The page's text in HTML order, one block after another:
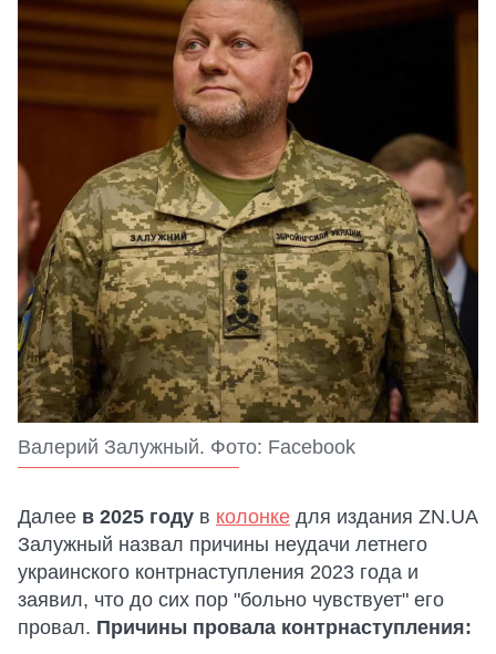
Валерий Залужный. Фото: Facebook
Далее в 2025 году в колонке для издания ZN.UA
Залужный назвал причины неудачи летнего
украинского контрнаступления 2023 года и
заявил, что до сих пор "больно чувствует" его
провал. Причины провала контрнаступления: